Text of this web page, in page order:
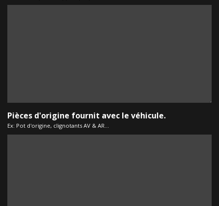
Pièces d'origine fournit avec le véhicule.
Ex: Pot d'origine, clignotants AV & AR...